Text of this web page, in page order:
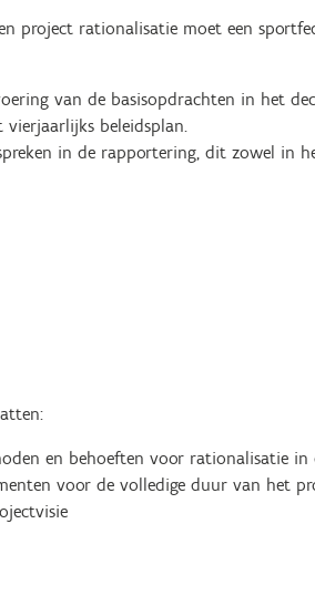
project rationalisatie moet een
van de basisopdrachten in het
beleidsplan.
in de rapportering, dit zowel in
en behoeften voor rationalisatie in
voor de volledige duur van het